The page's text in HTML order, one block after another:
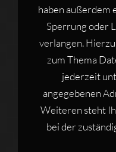
haben außerdem
Sperrung oder
verlangen.
zum Thema
jederzeit
angegebenen
Weiteren steht
bei der